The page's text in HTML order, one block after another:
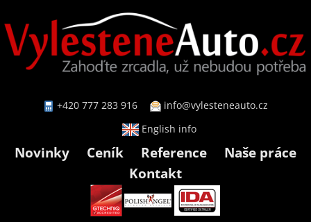
+420 777 283 916
info@vylesteneauto.cz
English info
Novinky Ceník Reference
Naše práce
Kontakt